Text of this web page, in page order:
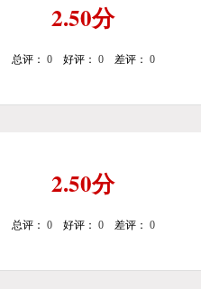
2.50分
总评： 0 好评： 0 差评： 0
2.50分
总评： 0 好评： 0 差评： 0